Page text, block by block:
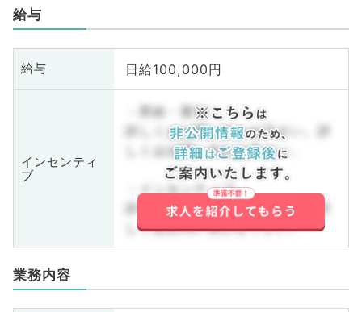
給与
給与 日給100,000円
インセンティ
ブ
・昇給・賞与
詳しくはお問い合わせ下さい。詳
しくはお問い合わせ下さい。
・インセンティブ
詳しくはお問い合わせ下さい。詳
しくはお問い合わせ下さい。
業務内容